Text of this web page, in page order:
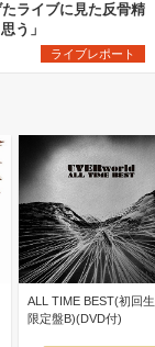
ライブに見た反骨精
う」
ライブレポート
ALL TIME BEST(初回
限定盤B)(DVD付)